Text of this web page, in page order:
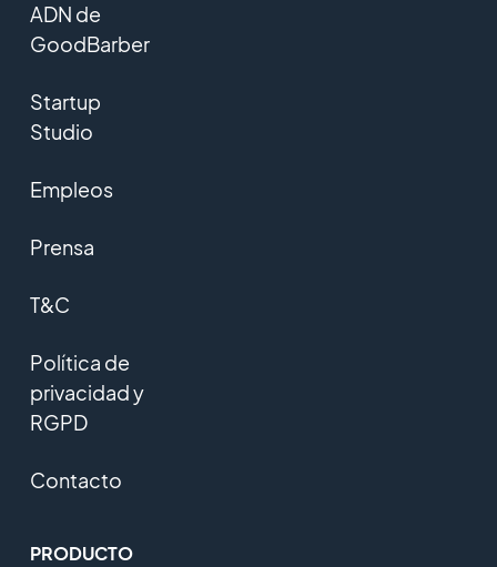
ADN de
GoodBarber
Startup
Studio
Empleos
Prensa
T&C
Política de
privacidad y
RGPD
Contacto
PRODUCTO